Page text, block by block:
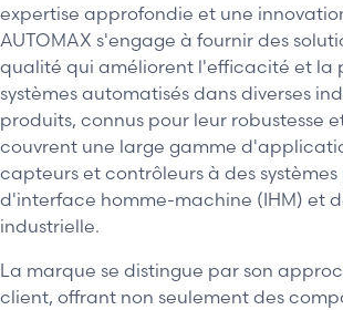
expertise approfondie et une
AUTOMAX s'engage à fournir des
qualité qui améliorent l'efficacité et la
systèmes automatisés dans diverses
produits, connus pour leur robustesse
couvrent une large gamme
capteurs et contrôleurs à des
d'interface homme-machine (IHM) et
industrielle.
La marque se distingue par son
client, offrant non seulement des